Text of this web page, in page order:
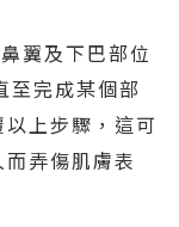
翼及下巴部位
至完成某個部
上步驟，這可
弄傷肌膚表